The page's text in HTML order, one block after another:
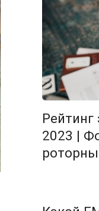
Рейтинг
2023 |